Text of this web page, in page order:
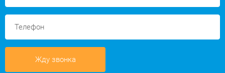
Жду звонка